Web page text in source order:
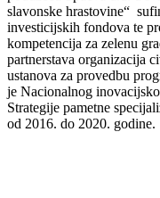
slavonske hrastovine“
investicijskih fondova te
kompetencija za zelenu
partnerstava organizacija
ustanova za provedbu
je Nacionalnog
Strategije pametne
od 2016. do 2020. godine.